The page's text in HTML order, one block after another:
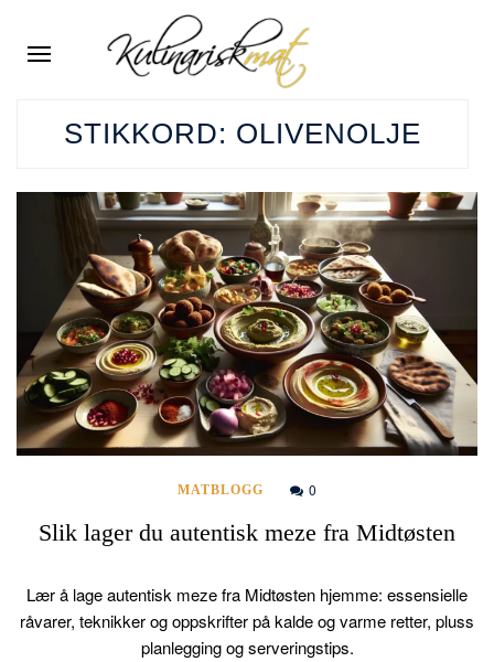
STIKKORD: OLIVENOLJE
MATBLOGG 0
Slik lager du autentisk meze fra Midtøsten
Lær å lage autentisk meze fra Midtøsten hjemme: essensielle
råvarer, teknikker og oppskrifter på kalde og varme retter, pluss
planlegging og serveringstips.